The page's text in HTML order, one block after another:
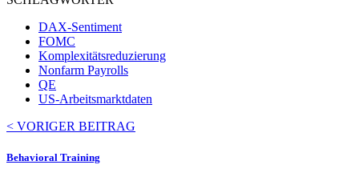
DAX-Sentiment
FOMC
Komplexitätsreduzierung
Nonfarm Payrolls
QE
US-Arbeitsmarktdaten
< VORIGER BEITRAG
Behavioral Training